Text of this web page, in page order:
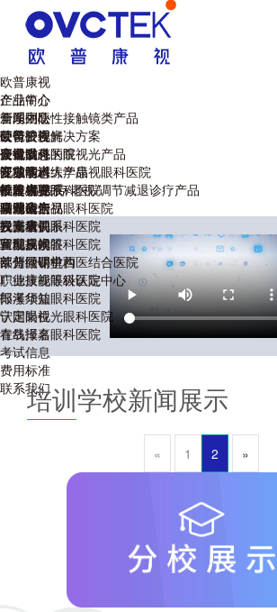
欧普康视
企业简介
管理团队
荣誉资质
企业文化
产品中心
全系列硬性接触镜类产品
硬镜护理解决方案
硬镜以外的眼视光产品
视功能训练产品
干眼/视疲劳/老视/调节减退诊疗产品
眼健康产品
新闻中心
公司公告
公司动态
区域动态
欧普视界
欧普眼视光
安徽省
江苏省
福建省
湖北省
云南省
康视眼科医院
安徽医科大学康视眼科医院
蚌埠康视眼科医院
马鞍山康视眼科医院
六安康视眼科医院
宣城康视眼科医院
莱州同明中西医结合医院
广德康视眼科医院
郎溪华益眼科医院
宁国眼视光眼科医院
青岛泽嘉眼科医院
专业学术
技术大赛
巢湖论坛
视光培训
验配技术
欧普微课堂
职业技能等级认定中心
报考须知
认定岗位
在线报名
考试信息
费用标准
联系我们
投资者关系
公司公告
投资者关系
互动易问答
联系我们
联系我们
留言反馈
部分经销机构
培训学校新闻展示
« 1 2 »